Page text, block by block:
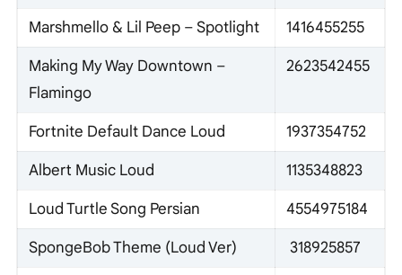
Marshmello & Lil Peep – Spotlight 1416455255
Making My Way Downtown –
Flamingo
2623542455
Fortnite Default Dance Loud 1937354752
Albert Music Loud 1135348823
Loud Turtle Song Persian 4554975184
SpongeBob Theme (Loud Ver) 318925857